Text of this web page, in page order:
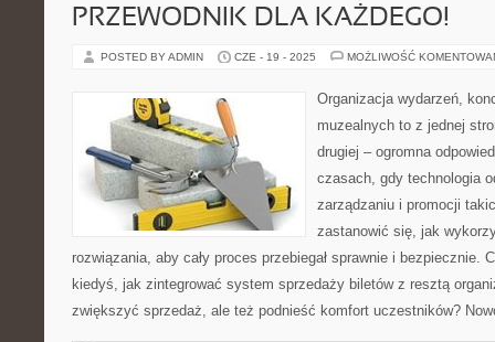
PRZEWODNIK DLA KAŻDEGO!
POSTED BY ADMIN CZE - 19 - 2025 MOŻLIWOŚĆ
Organizacja wydarzeń,
muzealnych to z jednej
drugiej – ogromna
czasach, gdy technologia
zarządzaniu i promocji
zastanowić się, jak
rozwiązania, aby cały proces przebiegał sprawnie i bezpiecznie.
kiedyś, jak zintegrować system sprzedaży biletów z resztą
zwiększyć sprzedaż, ale też podnieść komfort uczestników?